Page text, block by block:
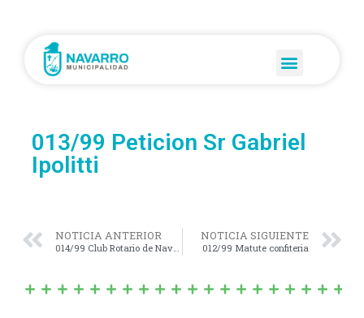
013/99 Peticion Sr Gabriel
Ipolitti
NOTICIA ANTERIOR
014/99 Club Rotario de Navarro
NOTICIA SIGUIENTE
012/99 Matute confiteria